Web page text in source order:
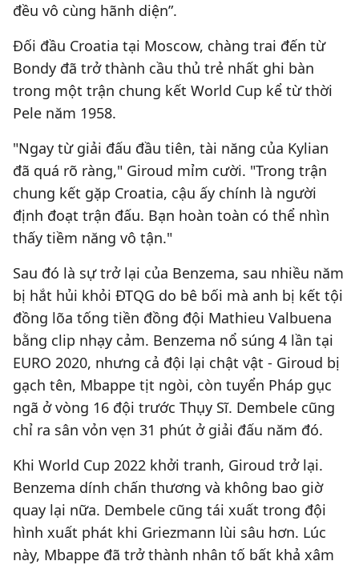
đều vô cùng hãnh diện”.
Đối đầu Croatia tại Moscow, chàng trai đến từ
Bondy đã trở thành cầu thủ trẻ nhất ghi bàn
trong một trận chung kết World Cup kể từ thời
Pele năm 1958.
"Ngay từ giải đấu đầu tiên, tài năng của Kylian
đã quá rõ ràng," Giroud mỉm cười. "Trong trận
chung kết gặp Croatia, cậu ấy chính là người
định đoạt trận đấu. Bạn hoàn toàn có thể nhìn
thấy tiềm năng vô tận."
Sau đó là sự trở lại của Benzema, sau nhiều năm
bị hắt hủi khỏi ĐTQG do bê bối mà anh bị kết tội
đồng lõa tống tiền đồng đội Mathieu Valbuena
bằng clip nhạy cảm. Benzema nổ súng 4 lần tại
EURO 2020, nhưng cả đội lại chật vật - Giroud bị
gạch tên, Mbappe tịt ngòi, còn tuyển Pháp gục
ngã ở vòng 16 đội trước Thụy Sĩ. Dembele cũng
chỉ ra sân vỏn vẹn 31 phút ở giải đấu năm đó.
Khi World Cup 2022 khởi tranh, Giroud trở lại.
Benzema dính chấn thương và không bao giờ
quay lại nữa. Dembele cũng tái xuất trong đội
hình xuất phát khi Griezmann lùi sâu hơn. Lúc
này, Mbappe đã trở thành nhân tố bất khả xâm